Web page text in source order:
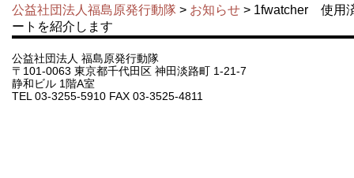
公益社団法人福島原発行動隊 > お知らせ > 1fwatcher 使用
ートを紹介します
公益社団法人 福島原発行動隊
〒101-0063 東京都千代田区 神田淡路町 1-21-7
静和ビル 1階A室
TEL 03-3255-5910 FAX 03-3525-4811